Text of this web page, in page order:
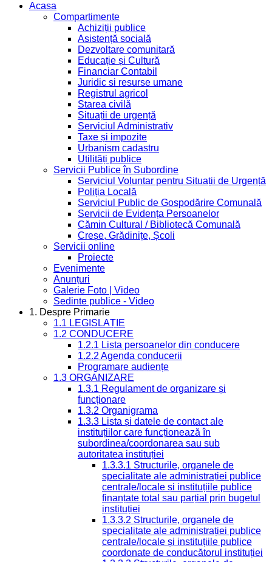
Acasa
Compartimente
Achiziții publice
Asistență socială
Dezvoltare comunitară
Educație și Cultură
Financiar Contabil
Juridic si resurse umane
Registrul agricol
Starea civilă
Situații de urgență
Serviciul Administrativ
Taxe și impozite
Urbanism cadastru
Utilități publice
Servicii Publice în Subordine
Serviciul Voluntar pentru Situații de Urgență
Poliția Locală
Serviciul Public de Gospodărire Comunală
Servicii de Evidența Persoanelor
Cămin Cultural / Bibliotecă Comunală
Creșe, Grădinițe, Școli
Servicii online
Proiecte
Evenimente
Anunțuri
Galerie Foto | Video
Sedinte publice - Video
1. Despre Primarie
1.1 LEGISLAȚIE
1.2 CONDUCERE
1.2.1 Lista persoanelor din conducere
1.2.2 Agenda conducerii
Programare audiențe
1.3 ORGANIZARE
1.3.1 Regulament de organizare și
funcționare
1.3.2 Organigrama
1.3.3 Lista și datele de contact ale
instituțiilor care funcționează în
subordinea/coordonarea sau sub
autoritatea instituției
1.3.3.1 Structurile, organele de
specialitate ale administrației publice
centrale/locale și instituțiile publice
finanțate total sau parțial prin bugetul
instituției
1.3.3.2 Structurile, organele de
specialitate ale administrației publice
centrale/locale și instituțiile publice
coordonate de conducătorul instituției